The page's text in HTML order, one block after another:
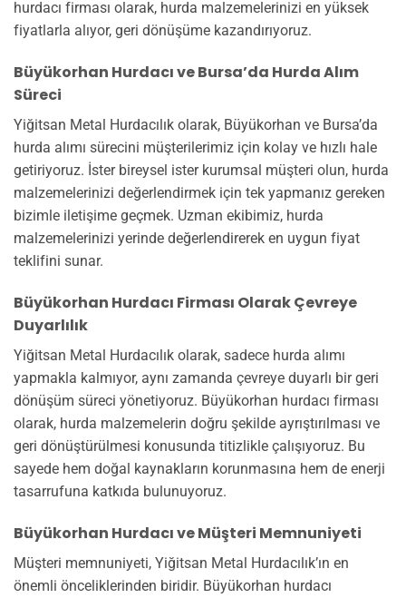
hurdacı firması olarak, hurda malzemelerinizi en yüksek
fiyatlarla alıyor, geri dönüşüme kazandırıyoruz.
Büyükorhan Hurdacı ve Bursa’da Hurda Alım
Süreci
Yiğitsan Metal Hurdacılık olarak, Büyükorhan ve Bursa’da
hurda alımı sürecini müşterilerimiz için kolay ve hızlı hale
getiriyoruz. İster bireysel ister kurumsal müşteri olun, hurda
malzemelerinizi değerlendirmek için tek yapmanız gereken
bizimle iletişime geçmek. Uzman ekibimiz, hurda
malzemelerinizi yerinde değerlendirerek en uygun fiyat
teklifini sunar.
Büyükorhan Hurdacı Firması Olarak Çevreye
Duyarlılık
Yiğitsan Metal Hurdacılık olarak, sadece hurda alımı
yapmakla kalmıyor, aynı zamanda çevreye duyarlı bir geri
dönüşüm süreci yönetiyoruz. Büyükorhan hurdacı firması
olarak, hurda malzemelerin doğru şekilde ayrıştırılması ve
geri dönüştürülmesi konusunda titizlikle çalışıyoruz. Bu
sayede hem doğal kaynakların korunmasına hem de enerji
tasarrufuna katkıda bulunuyoruz.
Büyükorhan Hurdacı ve Müşteri Memnuniyeti
Müşteri memnuniyeti, Yiğitsan Metal Hurdacılık’ın en
önemli önceliklerinden biridir. Büyükorhan hurdacı